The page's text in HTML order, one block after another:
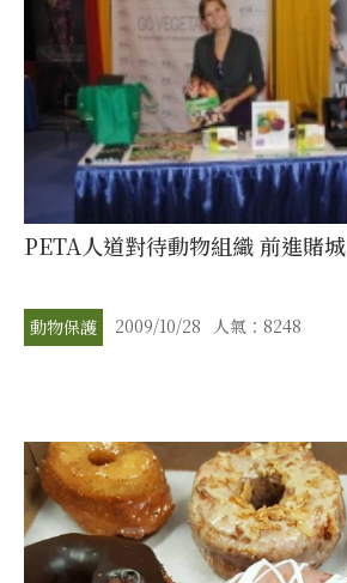
PETA人道對待動物組織 前進賭城
動物保護 2009/10/28 人氣：8248